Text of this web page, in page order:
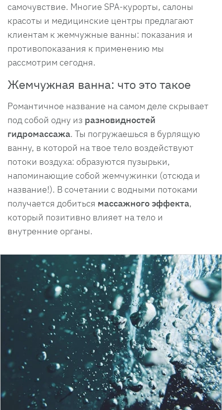
самочувствие. Многие SPA-курорты, салоны
красоты и медицинские центры предлагают
клиентам к жемчужные ванны: показания и
противопоказания к применению мы
рассмотрим сегодня.
Жемчужная ванна: что это такое
Романтичное название на самом деле скрывает
под собой одну из разновидностей
гидромассажа. Ты погружаешься в бурлящую
ванну, в которой на твое тело воздействуют
потоки воздуха: образуются пузырьки,
напоминающие собой жемчужинки (отсюда и
название!). В сочетании с водными потоками
получается добиться массажного эффекта,
который позитивно влияет на тело и
внутренние органы.